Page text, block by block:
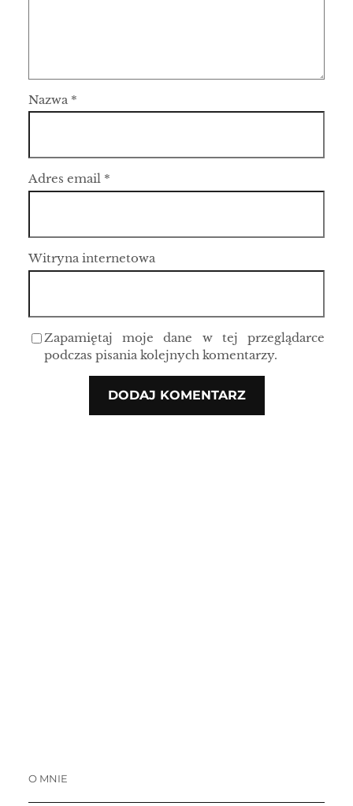
Nazwa *
Adres email *
Witryna internetowa
Zapamiętaj moje dane w tej przeglądarce
podczas pisania kolejnych komentarzy.
O MNIE